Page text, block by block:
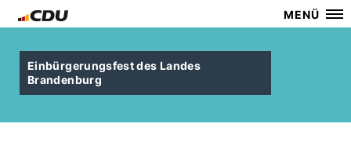
MENÜ
Einbürgerungsfest des Landes
Brandenburg